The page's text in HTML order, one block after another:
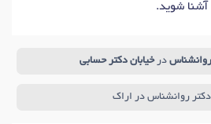
شوید.
روانشناس درخیابان دکتر حسابی
دکتر روانشناس در اراک